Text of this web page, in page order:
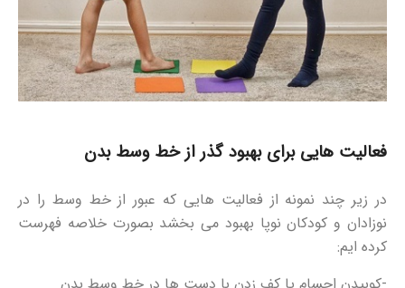
فعالیت هایی برای بهبود گذر از خط وسط بدن
در زیر چند نمونه از فعالیت هایی که عبور از خط وسط را در
نوزادان و کودکان نوپا بهبود می بخشد بصورت خلاصه فهرست
کرده ایم: